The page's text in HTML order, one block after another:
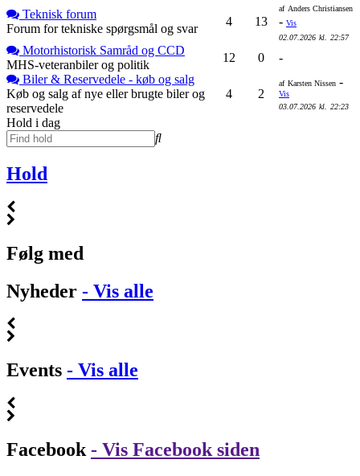
Teknisk forum
Forum for tekniske spørgsmål og svar
4 13
af Anders Christiansen
- Vis
02.07.2026 kl. 22:57
Motorhistorisk Samråd og CCD
MHS-veteranbiler og politik
12 0
-
Biler & Reservedele - køb og salg
Køb og salg af nye eller brugte biler og
reservedele
4 2
af Karsten Nissen -
Vis
03.07.2026 kl. 22:23
Hold i dag
Hold
Følg med
Nyheder - Vis alle
Events - Vis alle
Facebook - Vis Facebook siden